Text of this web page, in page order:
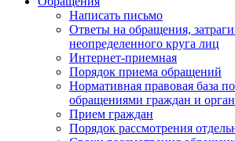
Написать письмо
Ответы на обращения,
неопределенного круга лиц
Интернет-приемная
Порядок приема обращений
Нормативная правовая база
обращениями граждан и
Прием граждан
Порядок рассмотрения